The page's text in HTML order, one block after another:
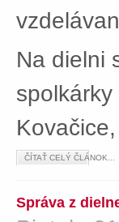
Na dielni
ČÍTAŤ CELÝ ČLÁNOK...
Správa z